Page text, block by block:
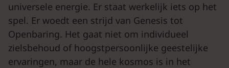
universele energie. Er staat werkelijk iets op het
spel. Er woedt een strijd van Genesis tot
Openbaring. Het gaat niet om individueel
zielsbehoud of hoogstpersoonlijke geestelijke
ervaringen, maar de hele kosmos is in het